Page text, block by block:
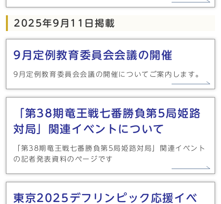
2025年9月11日掲載
9月定例教育委員会会議の開催
9月定例教育委員会会議の開催についてご案内します。
「第38期竜王戦七番勝負第5局姫路
対局」関連イベントについて
「第38期竜王戦七番勝負第5局姫路対局」関連イベント
の記者発表資料のページです
東京2025デフリンピック応援イベ